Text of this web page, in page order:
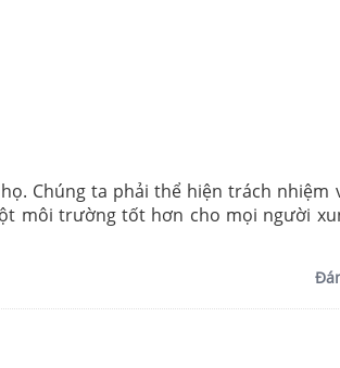
Chúng ta phải thể hiện trách nhiệm
môi trường tốt hơn cho mọi người